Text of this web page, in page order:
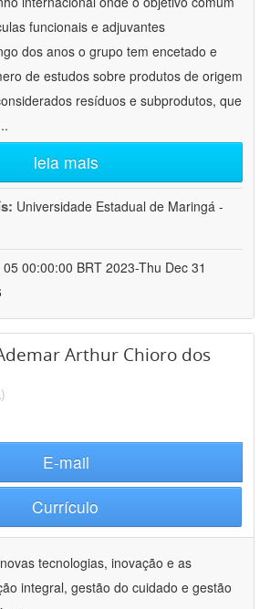
funcionais e adjuvantes
dos anos o grupo tem encetado e
de estudos sobre produtos de origem
resíduos e subprodutos, que
leia mais
Universidade Estadual de Maringá -
00:00:00 BRT 2023-Thu Dec 31
Arthur Chioro dos
E-mail
Currículo
novas tecnologias, inovação e as
integral, gestão do cuidado e gestão